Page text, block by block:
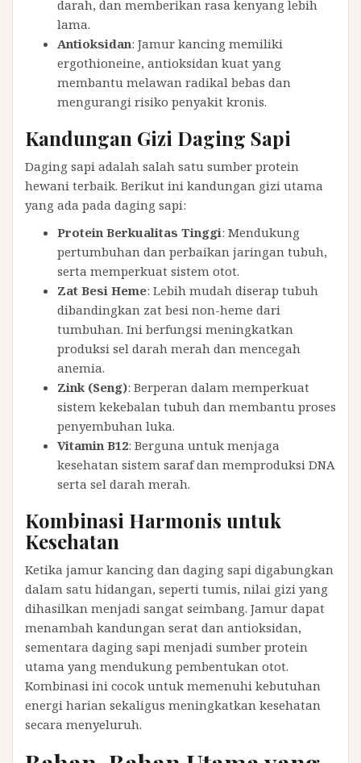
darah, dan memberikan rasa kenyang lebih
lama.
Antioksidan: Jamur kancing memiliki
ergothioneine, antioksidan kuat yang
membantu melawan radikal bebas dan
mengurangi risiko penyakit kronis.
Kandungan Gizi Daging Sapi
Daging sapi adalah salah satu sumber protein
hewani terbaik. Berikut ini kandungan gizi utama
yang ada pada daging sapi:
Protein Berkualitas Tinggi: Mendukung
pertumbuhan dan perbaikan jaringan tubuh,
serta memperkuat sistem otot.
Zat Besi Heme: Lebih mudah diserap tubuh
dibandingkan zat besi non-heme dari
tumbuhan. Ini berfungsi meningkatkan
produksi sel darah merah dan mencegah
anemia.
Zink (Seng): Berperan dalam memperkuat
sistem kekebalan tubuh dan membantu proses
penyembuhan luka.
Vitamin B12: Berguna untuk menjaga
kesehatan sistem saraf dan memproduksi DNA
serta sel darah merah.
Kombinasi Harmonis untuk
Kesehatan
Ketika jamur kancing dan daging sapi digabungkan
dalam satu hidangan, seperti tumis, nilai gizi yang
dihasilkan menjadi sangat seimbang. Jamur dapat
menambah kandungan serat dan antioksidan,
sementara daging sapi menjadi sumber protein
utama yang mendukung pembentukan otot.
Kombinasi ini cocok untuk memenuhi kebutuhan
energi harian sekaligus meningkatkan kesehatan
secara menyeluruh.